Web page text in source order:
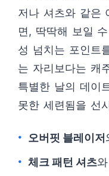
저나 셔츠와 같은
면, 딱딱해 보일
성 넘치는 포인트
는 자리보다는 캐
특별한 날의 데이
못한 세련됨을 선
오버핏 블레이저
체크 패턴 셔츠